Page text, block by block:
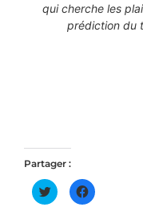
qui cherche les
prédiction du
Partager :
Cliquez
pour
partager
Cliquez
pour